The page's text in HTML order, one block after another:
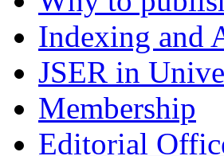
Indexing and
JSER in
Membership
Editorial